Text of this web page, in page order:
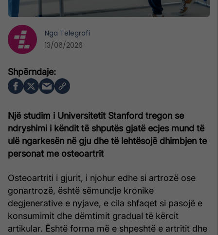
Një studim i Universitetit Stanford tregon se
ndryshimi i këndit të shputës gjatë ecjes mund të
ulë ngarkesën në gju dhe të lehtësojë dhimbjen te
personat me osteoartrit
Osteoartriti i gjurit, i njohur edhe si artrozë ose
gonartrozë, është sëmundje kronike
degjenerative e nyjave, e cila shfaqet si pasojë e
konsumimit dhe dëmtimit gradual të kërcit
artikular. Është forma më e shpeshtë e artritit dhe
Nga Telegrafi
13/06/2026